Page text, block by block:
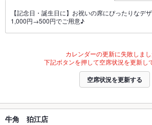
【記念日・誕生日に】お祝いの席にぴったりなデ
1,000円→500円でご用意♪
カレンダーの更新に失敗しまし
下記ボタンを押して空席状況を更新し
空席状況を更新する
牛角 狛江店